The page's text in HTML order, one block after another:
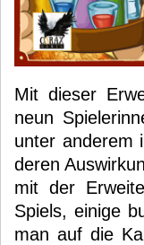
Mit dieser
neun
unter anderem
deren
mit der
Spiels, einige
man auf die